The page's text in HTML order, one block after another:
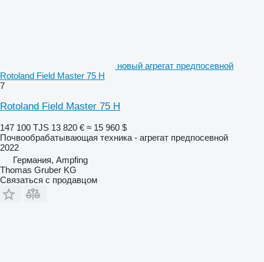
новый агрегат предпосевной
Rotoland Field Master 75 H
7
Rotoland Field Master 75 H
147 100 TJS 13 820 € ≈ 15 960 $
Почвообрабатывающая техника - агрегат предпосевной
2022
Германия, Ampfing
Thomas Gruber KG
Связаться с продавцом